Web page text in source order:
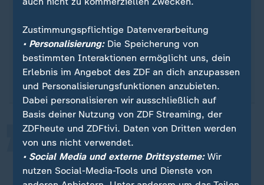
Prozent kürzen, wenn Empfänger ihren Pflichten
nicht nachkommen.
(Quelle: dpa)
Das Bundesverfassungsgericht hat
dem Gesetzgeber nie so enge
Grenzen gesetzt, wie es häufig
„
Zustimmungspflichtige Datenverarbeitung
• Personalisierung:Die Speicherung von
bestimmten Interaktionen ermöglicht uns, dein
Erlebnis im Angebot des ZDF an dich anzupassen
und Personalisierungsfunktionen anzubieten.
Dabei personalisieren wir ausschließlich auf
Basis deiner Nutzung von ZDF Streaming, der
ZDFheute und ZDFtivi. Daten von Dritten werden
von uns nicht verwendet.
• Social Media und externe Drittsysteme:Wir
nutzen Social-Media-Tools und Dienste von